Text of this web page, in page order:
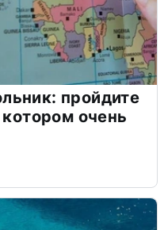
пройдите
очень